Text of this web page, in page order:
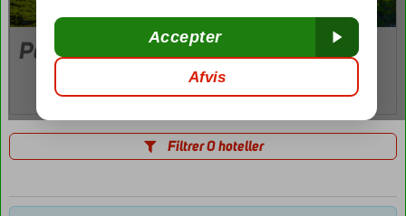
Parga by
Billeder og video kort
Filtrer 0 hoteller